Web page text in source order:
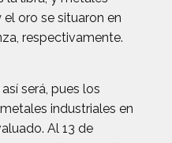
oro se situaron en
respectivamente.
será, pues los
industriales en
Al 13 de